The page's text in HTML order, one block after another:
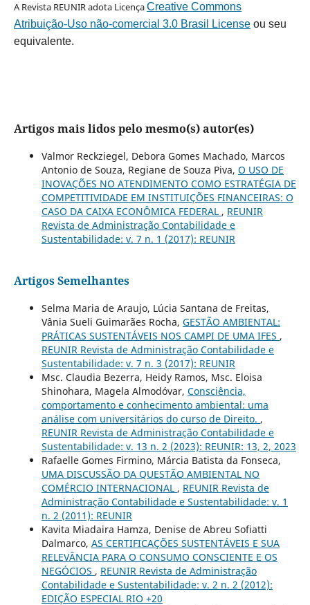
A Revista REUNIR adota LicençaCreative Commons
Atribuição-Uso não-comercial 3.0 Brasil Licenseou seu
equivalente.
Artigos mais lidos pelo mesmo(s) autor(es)
Valmor Reckziegel, Debora Gomes Machado, Marcos
Antonio de Souza, Regiane de Souza Piva, O USO DE
INOVAÇÕES NO ATENDIMENTO COMO ESTRATÉGIA DE
COMPETITIVIDADE EM INSTITUIÇÕES FINANCEIRAS: O
CASO DA CAIXA ECONÔMICA FEDERAL , REUNIR
Revista de Administração Contabilidade e
Sustentabilidade: v. 7 n. 1 (2017): REUNIR
Artigos Semelhantes
Selma Maria de Araujo, Lúcia Santana de Freitas,
Vânia Sueli Guimarães Rocha, GESTÃO AMBIENTAL:
PRÁTICAS SUSTENTÁVEIS NOS CAMPI DE UMA IFES ,
REUNIR Revista de Administração Contabilidade e
Sustentabilidade: v. 7 n. 3 (2017): REUNIR
Msc. Claudia Bezerra, Heidy Ramos, Msc. Eloisa
Shinohara, Magela Almodóvar, Consciência,
comportamento e conhecimento ambiental: uma
análise com universitários do curso de Direito. ,
REUNIR Revista de Administração Contabilidade e
Sustentabilidade: v. 13 n. 2 (2023): REUNIR: 13, 2, 2023
Rafaelle Gomes Firmino, Márcia Batista da Fonseca,
UMA DISCUSSÃO DA QUESTÃO AMBIENTAL NO
COMÉRCIO INTERNACIONAL , REUNIR Revista de
Administração Contabilidade e Sustentabilidade: v. 1
n. 2 (2011): REUNIR
Kavita Miadaira Hamza, Denise de Abreu Sofiatti
Dalmarco, AS CERTIFICAÇÕES SUSTENTÁVEIS E SUA
RELEVÂNCIA PARA O CONSUMO CONSCIENTE E OS
NEGÓCIOS , REUNIR Revista de Administração
Contabilidade e Sustentabilidade: v. 2 n. 2 (2012):
EDIÇÃO ESPECIAL RIO +20